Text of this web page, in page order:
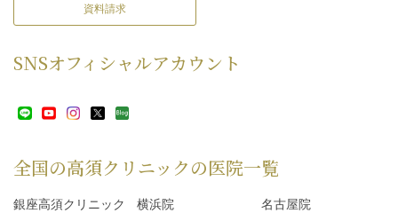
資料請求
SNSオフィシャルアカウント
全国の高須クリニックの医院一覧
銀座高須クリニック 横浜院 名古屋院